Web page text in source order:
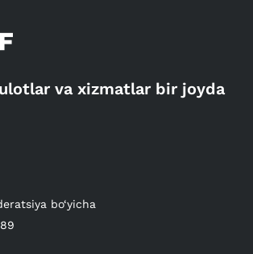
va xizmatlar bir joyda
bo‘yicha